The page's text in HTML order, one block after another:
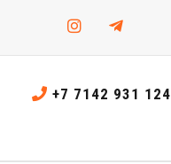
+7 7142 931 124